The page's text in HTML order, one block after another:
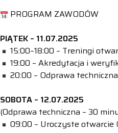
PROGRAM ZAWODÓW
PIĄTEK – 11.07.2025
15:00–18:00 – Treningi
19:00 – Akredytacja i
20:00 – Odprawa
SOBOTA – 12.07.2025
(Odprawa techniczna – 30
09:00 – Uroczyste otwarcie